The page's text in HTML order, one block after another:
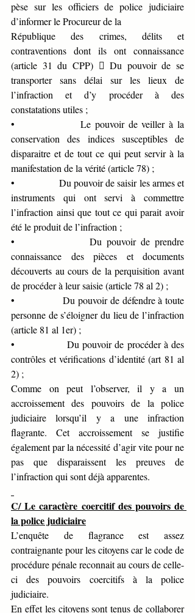
pèse sur les officiers de police judiciaire
d’informer le Procureur de la
République des crimes, délits et
contraventions dont ils ont connaissance
(article 31 du CPP)  Du pouvoir de se
transporter sans délai sur les lieux de
l’infraction et d’y procéder à des
constatations utiles ;
• Le pouvoir de veiller à la
conservation des indices susceptibles de
disparaitre et de tout ce qui peut servir à la
manifestation de la vérité (article 78) ;
• Du pouvoir de saisir les armes et
instruments qui ont servi à commettre
l’infraction ainsi que tout ce qui parait avoir
été le produit de l’infraction ;
• Du pouvoir de prendre
connaissance des pièces et documents
découverts au cours de la perquisition avant
de procéder à leur saisie (article 78 al 2) ;
• Du pouvoir de défendre à toute
personne de s’éloigner du lieu de l’infraction
(article 81 al 1er) ;
• Du pouvoir de procéder à des
contrôles et vérifications d’identité (art 81 al
2) ;
Comme on peut l’observer, il y a un
accroissement des pouvoirs de la police
judiciaire lorsqu’il y a une infraction
flagrante. Cet accroissement se justifie
également par la nécessité d’agir vite pour ne
pas que disparaissent les preuves de
l’infraction qui sont déjà apparentes.
C/ Le caractère coercitif des pouvoirs de
la police judiciaire
L’enquête de flagrance est assez
contraignante pour les citoyens car le code de
procédure pénale reconnait au cours de celle-
ci des pouvoirs coercitifs à la police
judiciaire.
En effet les citoyens sont tenus de collaborer